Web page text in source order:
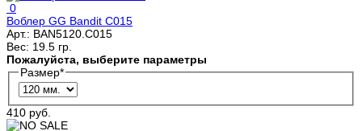
0
Воблер GG Bandit C015
Арт.: BAN5120.C015
Вес: 19.5 гр.
Пожалуйста, выберите параметры
Размер*
410 руб.